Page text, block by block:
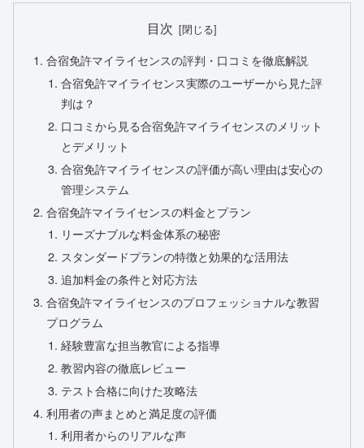
目次
合宿免許マイライセンスの評判・口コミを徹底解説
合宿免許マイライセンス実際のユーザーから見た評
判は？
口コミから見る合宿免許マイライセンスのメリット
とデメリット
合宿免許マイライセンスの評価が高い理由は安心の
管理システム
合宿免許マイライセンスの料金とプラン
リーズナブルな料金体系の秘密
スタンダードプランの特徴と効果的な活用法
追加料金の条件と対応方法
合宿免許マイライセンスのプロフェッショナルな教習
プログラム
経験豊富な担当教官による指導
教習内容の徹底レビュー
テスト合格に向けた攻略法
利用者の声まとめと満足度の評価
利用者からのリアルな声